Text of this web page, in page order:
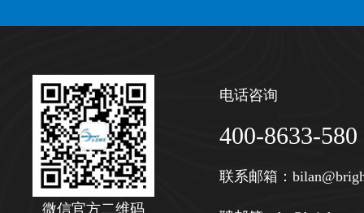
微信官方二维码
电话咨询
400-8633-580
联系邮箱：